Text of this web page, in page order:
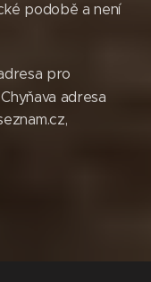
podobě a není
pro
adresa